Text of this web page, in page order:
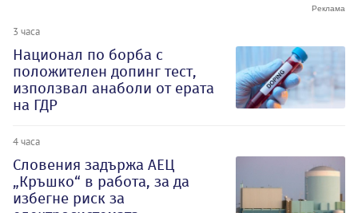
3 часа
Национал по борба с
положителен допинг тест,
използвал анаболи от ерата
на ГДР
4 часа
Словения задържа АЕЦ
„Кръшко“ в работа, за да
избегне риск за